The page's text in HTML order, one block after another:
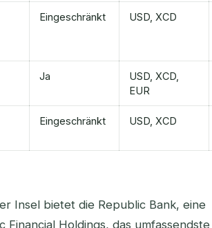
Eingeschränkt USD, XCD
Ja
USD, XCD,
EUR
Eingeschränkt USD, XCD
Insel bietet die Republic Bank, eine
Holdings, das umfassendste